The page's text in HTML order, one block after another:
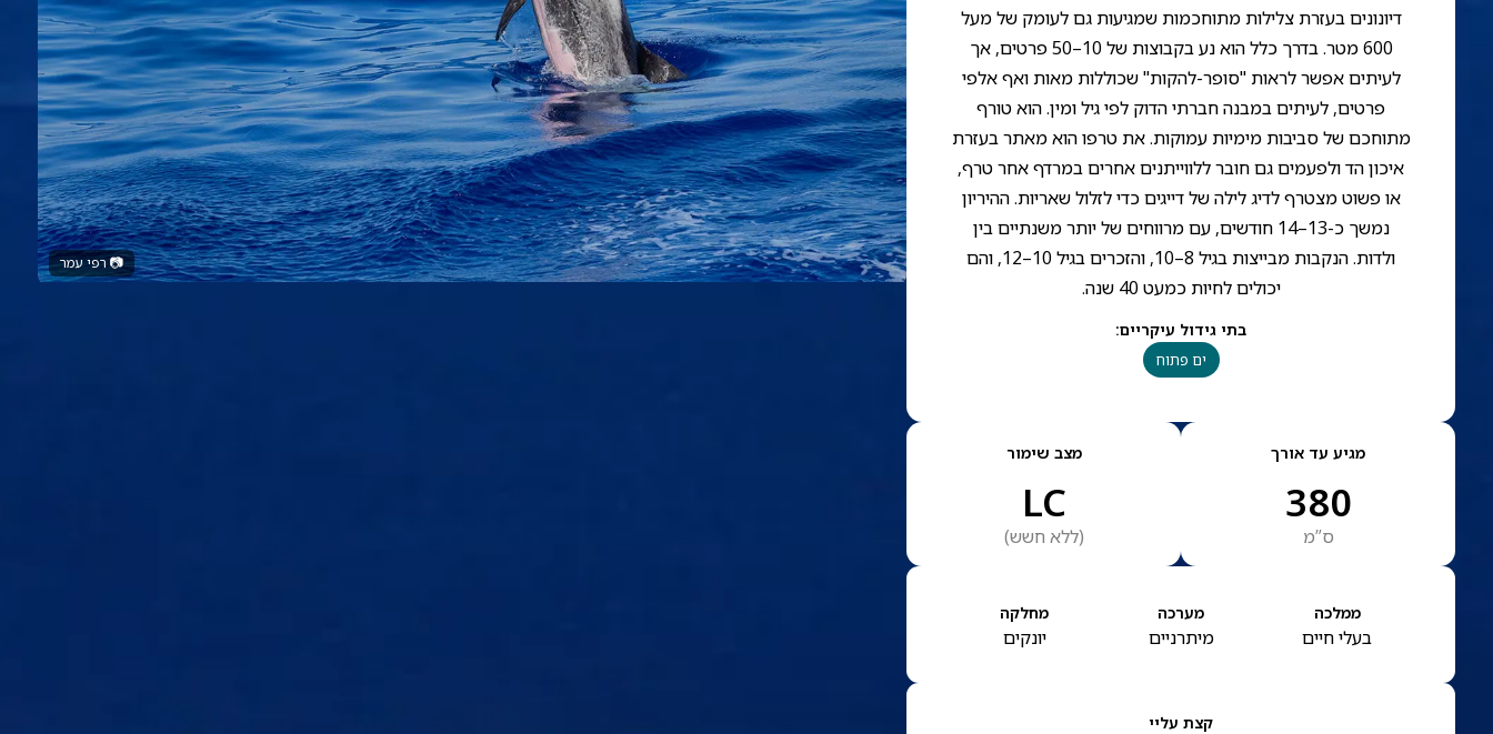
📷רפי עמר
דיונונים בעזרת צלילות מתוחכמות שמגיעות גם לעומק של מעל
600 מטר. בדרך כלל הוא נע בקבוצות של 10–50 פרטים, אך
לעיתים אפשר לראות "סופר-להקות" שכוללות מאות ואף אלפי
פרטים, לעיתים במבנה חברתי הדוק לפי גיל ומין. הוא טורף
מתוחכם של סביבות מימיות עמוקות. את טרפו הוא מאתר בעזרת
איכון הד ולפעמים גם חובר ללווייתנים אחרים במרדף אחר טרף,
או פשוט מצטרף לדיג לילה של דייגים כדי לזלול שאריות. ההיריון
נמשך כ-13–14 חודשים, עם מרווחים של יותר משנתיים בין
ולדות. הנקבות מבייצות בגיל 8–10, והזכרים בגיל 10–12, והם
יכולים לחיות כמעט 40 שנה.
בתי גידול עיקריים:
ים פתוח
מגיע עד אורך
380
ס”מ
מצב שימור
LC
(ללא חשש)
ממלכה
בעלי חיים
מערכה
מיתרניים
מחלקה
יונקים
קצת עליי